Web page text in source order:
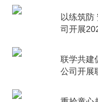
以练筑
司开展
联学共建促实干 共融合作开新
公司开展